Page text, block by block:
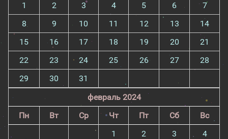
1
2 3 4 5 6
7
8
9 10 11 12 13
14
15
16 17 18 19 20
21
22
23 24 25 26 27
28
29
30
31
февраль 2024
Пн
Вт Ср Чт Пт Сб
Вс
1
2 3
4